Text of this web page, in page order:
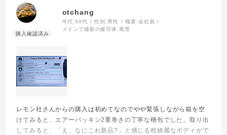
otchang
年代:50代 性別: 男性 職業:会社員
メインで撮影の被写体: 風景
レモン社さんからの購入は初めてなのでやや緊張しながら箱を空
けてみると、エアーパッキン2重巻きの丁寧な梱包でした。取り出
してみると、「え、なにこれ新品?」と感じる程綺麗なボディがで